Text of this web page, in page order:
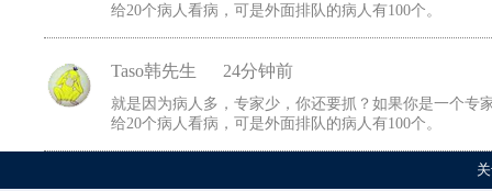
给20个病人看病，可是外面排队的病人有100个。
Taso韩先生 24分钟前
就是因为病人多，专家少，你还要抓？如果你是一个专
给20个病人看病，可是外面排队的病人有100个。